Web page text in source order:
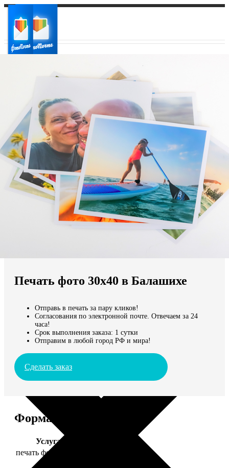
Ваш регион доставки
Выберите из списка:
Мы доставляем по всему миру
Продолжить без города
Печать фото 30х40 в Балашихе
Отправь в печать за пару кликов!
Согласования по электронной почте. Отвечаем за 24
часа!
Срок выполнения заказа: 1 сутки
Отправим в любой город РФ и мира!
Сделать заказ
Форматы и цены
Услуга
печать фото 30х40